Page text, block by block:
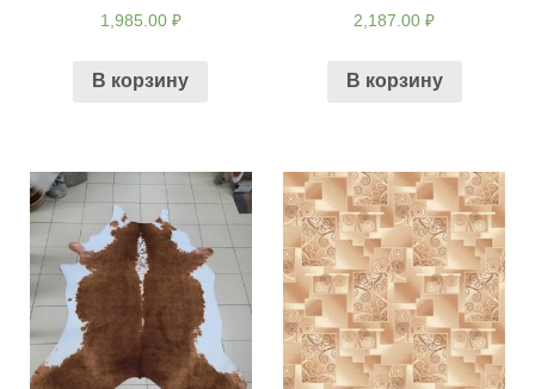
1,985.00 ₽
В корзину
2,187.00₽
В корзину